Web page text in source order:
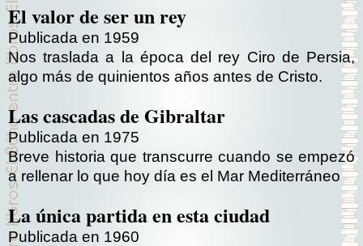
El valor de ser un rey
Publicada en 1959
Nos traslada a la época del rey Ciro de Persia,
algo más de quinientos años antes de Cristo.
Las cascadas de Gibraltar
Publicada en 1975
Breve historia que transcurre cuando se empezó
a rellenar lo que hoy día es el Mar Mediterráneo
La única partida en esta ciudad
Publicada en 1960